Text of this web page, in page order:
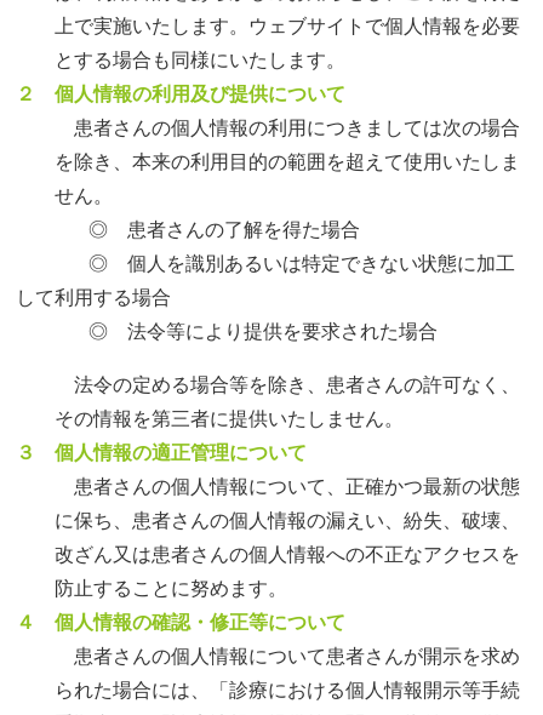
上で実施いたします。ウェブサイトで個人情報を必要
とする場合も同様にいたします。
２ 個人情報の利用及び提供について
患者さんの個人情報の利用につきましては次の場合
を除き、本来の利用目的の範囲を超えて使用いたしま
せん。
◎ 患者さんの了解を得た場合
◎ 個人を識別あるいは特定できない状態に加工
して利用する場合
◎ 法令等により提供を要求された場合
法令の定める場合等を除き、患者さんの許可なく、
その情報を第三者に提供いたしません。
３ 個人情報の適正管理について
患者さんの個人情報について、正確かつ最新の状態
に保ち、患者さんの個人情報の漏えい、紛失、破壊、
改ざん又は患者さんの個人情報への不正なアクセスを
防止することに努めます。
４ 個人情報の確認・修正等について
患者さんの個人情報について患者さんが開示を求め
られた場合には、「診療における個人情報開示等手続